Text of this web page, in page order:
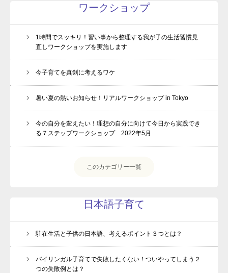
ワークショップ
1時間でスッキリ！習い事から整理する我が子の生活習慣見
直しワークショップを実施します
今子育てを真剣に考えるワケ
暑い夏の熱いお知らせ！リアルワークショップ in Tokyo
今の自分を変えたい！理想の自分に向けて今日から実践でき
る７ステップワークショップ 2022年5月
このカテゴリー一覧
日本語子育て
駐在生活と子供の日本語、考えるポイント３つとは？
バイリンガル子育てで失敗したくない！ついやってしまう２
つの失敗例とは？